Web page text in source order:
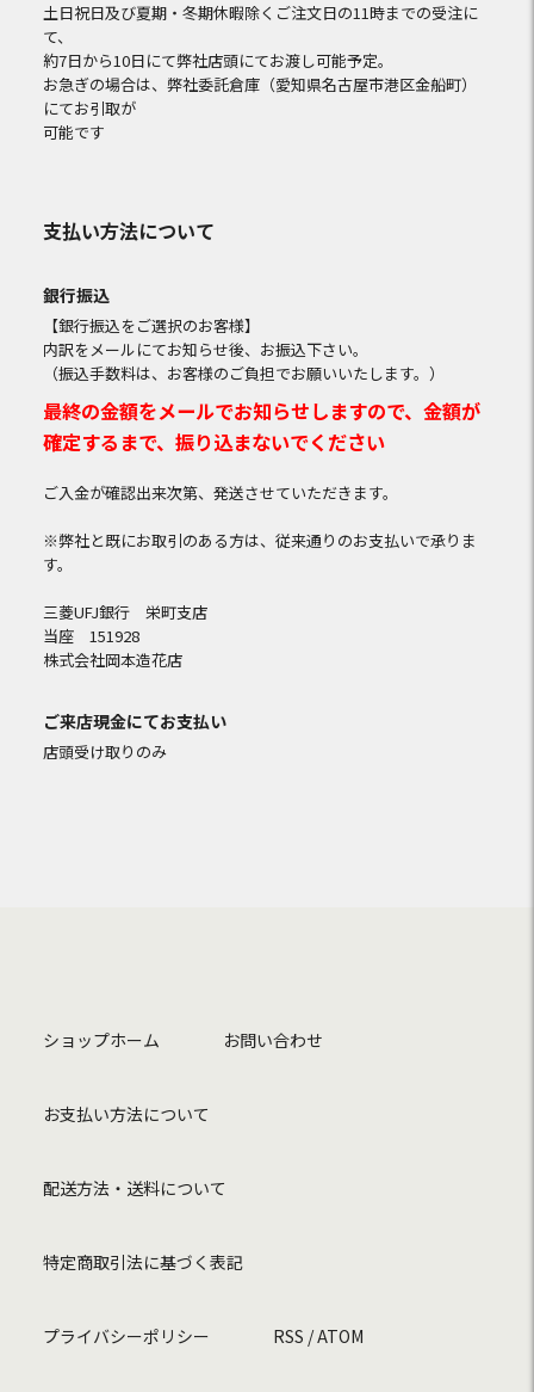
土日祝日及び夏期・冬期休暇除くご注文日の11時までの受注に
て、
約7日から10日にて弊社店頭にてお渡し可能予定。
お急ぎの場合は、弊社委託倉庫（愛知県名古屋市港区金船町）
にてお引取が
可能です
支払い方法について
銀行振込
【銀行振込をご選択のお客様】
内訳をメールにてお知らせ後、お振込下さい。
（振込手数料は、お客様のご負担でお願いいたします。）
最終の金額をメールでお知らせしますので、金額が
確定するまで、振り込まないでください
ご入金が確認出来次第、発送させていただきます。
※弊社と既にお取引のある方は、従来通りのお支払いで承りま
す。
三菱UFJ銀行 栄町支店
当座 151928
株式会社岡本造花店
ご来店現金にてお支払い
店頭受け取りのみ
ショップホーム お問い合わせ
お支払い方法について
配送方法・送料について
特定商取引法に基づく表記
プライバシーポリシー RSS /ATOM